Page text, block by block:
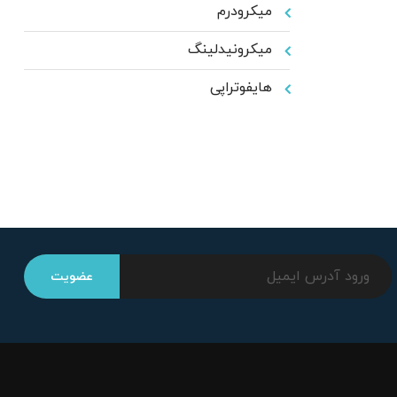
میکرودرم
میکرونیدلینگ
هایفوتراپی